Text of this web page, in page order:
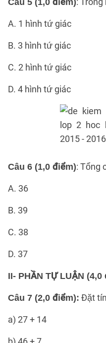
Câu 5 (1,0 điểm)
A. 1 hình tứ giác
B. 3 hình tứ giác
C. 2 hình tứ giác
D. 4 hình tứ giác
Câu 6 (1,0 điểm): Tổng
A. 36
B. 39
C. 38
D. 37
II- PHẦN TỰ LUẬN (4,0
Câu 7 (2,0 điểm): Đặt
a) 27 + 14